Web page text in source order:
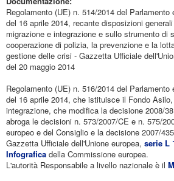
Regolamento (UE) n. 514/2014 del Parlamento
del 16 aprile 2014, recante disposizioni
migrazione e integrazione e sullo strumento di
cooperazione di polizia, la prevenzione e la
gestione delle crisi - Gazzetta Ufficiale
del 20 maggio 2014
Regolamento (UE) n. 516/2014 del Parlamento
del 16 aprile 2014, che istituisce il Fondo
integrazione, che modifica la decisione 2008/
abroga le decisioni n. 573/2007/CE e n. 575/
europeo e del Consiglio e la decisione 2007/
Gazzetta Ufficiale dell'Unione europea, serie L
Infografica della Commissione europea.
L'autorità Responsabile a livello nazionale è il